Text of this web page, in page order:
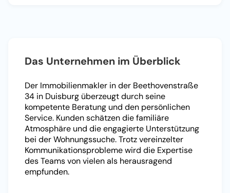
Das Unternehmen im Überblick
Der Immobilienmakler in der Beethovenstraße
34 in Duisburg überzeugt durch seine
kompetente Beratung und den persönlichen
Service. Kunden schätzen die familiäre
Atmosphäre und die engagierte Unterstützung
bei der Wohnungssuche. Trotz vereinzelter
Kommunikationsprobleme wird die Expertise
des Teams von vielen als herausragend
empfunden.